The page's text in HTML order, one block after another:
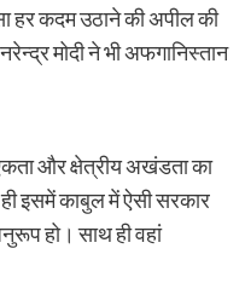
हर कदम उठाने की अपील की
मोदी ने भी अफगानिस्तान
और क्षेत्रीय अखंडता का
इसमें काबुल में ऐसी सरकार
हो। साथ ही वहां